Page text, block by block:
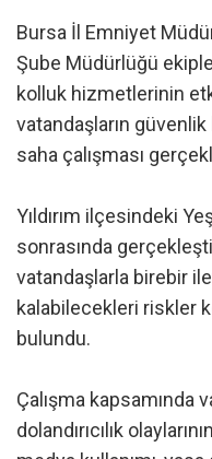
Bursa İl Emniyet
Şube Müdürlüğü
kolluk hizmetlerinin
vatandaşların
saha çalışması
Yıldırım ilçesindeki
sonrasında
vatandaşlarla birebir
kalabilecekleri riskler
bulundu.
Çalışma kapsamında
dolandırıcılık